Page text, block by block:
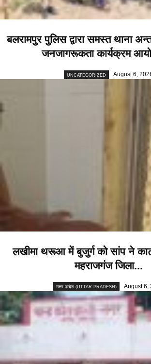
बलरामपुर पुलिस द्वारा समस्त थाना
जनजागरूकता कार्यक्रम
UNCATEGORIZED August 6,
लखीमा थरूआ में बुजुर्ग को सांप ने
महराजगंज जिला...
उत्तर प्रदेश (UTTAR PRADESH) August 6,